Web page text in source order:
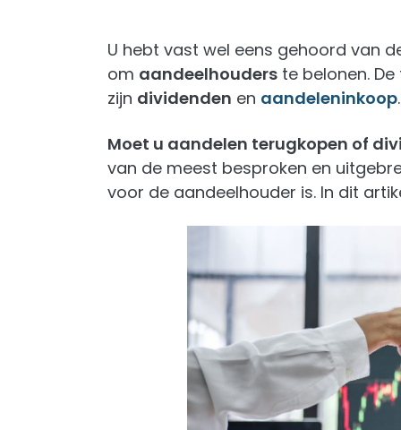
U hebt vast wel eens gehoord van
om aandeelhouders te belonen.
zijn dividenden en aandeleninkoop.
Moet u aandelen terugkopen of
van de meest besproken en
voor de aandeelhouder is. In dit